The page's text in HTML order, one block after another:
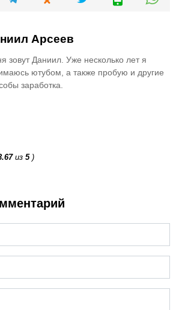
Арсеев
зовут Даниил. Уже несколько лет я
ютубом, а также пробую и другие
заработка.
из 5)